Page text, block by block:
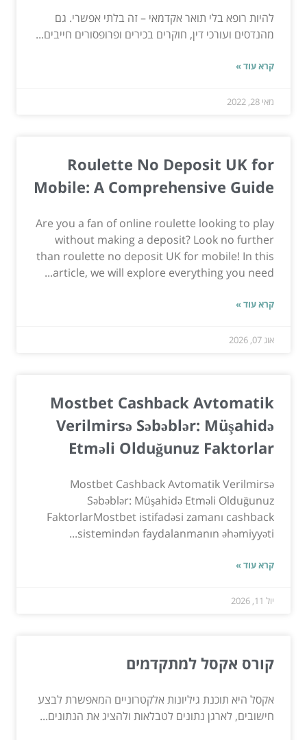
להיות רופא בלי תואר אקדמאי – זה בלתי אפשרי. גם
מהנדסים ועורכי דין, חוקרים בכירים ופרופסורים חייבים...
קרא עוד »
מאי 28, 2022
Roulette No Deposit UK for
Mobile: A Comprehensive Guide
Are you a fan of online roulette looking to play
without making a deposit? Look no further
than roulette no deposit UK for mobile! In this
article, we will explore everything you need...
קרא עוד »
אוג 07, 2026
Mostbet Cashback Avtomatik
Verilmirsə Səbəblər: Müşahidə
Etməli Olduğunuz Faktorlar
Mostbet Cashback Avtomatik Verilmirsə
Səbəblər: Müşahidə Etməli Olduğunuz
FaktorlarMostbet istifadəsi zamanı cashback
sistemindən faydalanmanın əhəmiyyəti...
קרא עוד »
יול 11, 2026
קורס אקסל למתקדמים
אקסל היא תוכנת גיליונות אלקטרוניים המאפשרת לבצע
חישובים, לארגן נתונים לטבלאות ולהציג את הנתונים...